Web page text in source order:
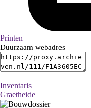
Printen
Duurzaam webadres
Inventaris
Graetheide